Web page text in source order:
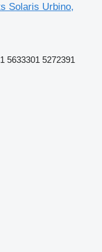
Solaris Urbino,
5633301 5272391